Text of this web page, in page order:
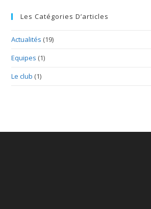
Les Catégories D’articles
Actualités (19)
Equipes (1)
Le club (1)